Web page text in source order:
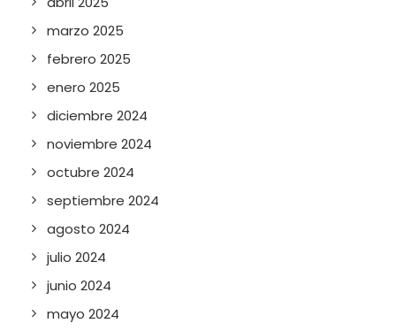
marzo 2025
febrero 2025
enero 2025
diciembre 2024
noviembre 2024
octubre 2024
septiembre 2024
agosto 2024
julio 2024
junio 2024
mayo 2024